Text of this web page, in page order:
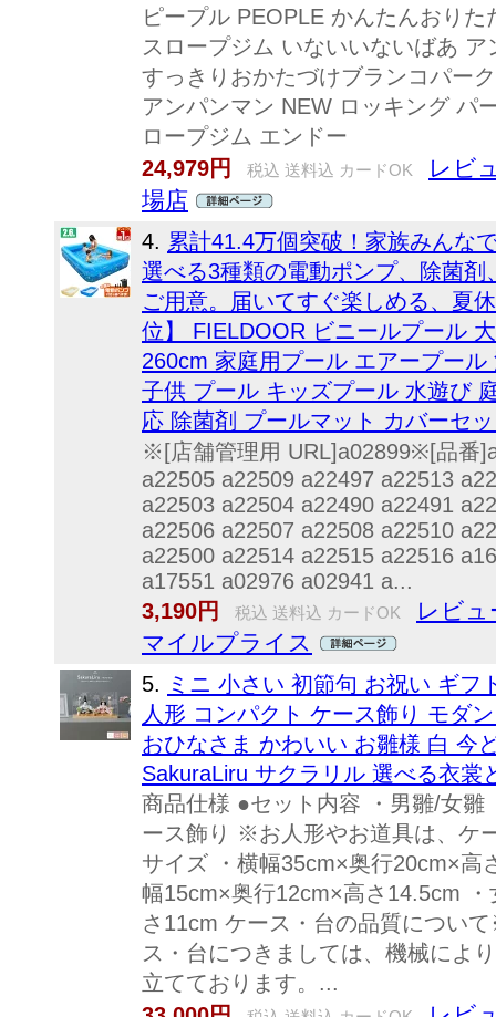
ピープル PEOPLE かんたんおり
スロープジム いないいないばあ
すっきりおかたづけブランコパー
アンパンマン NEW ロッキング パ
ロープジム エンドー
24,979円
税込 送料込 カードOK
レビ
場店
4. 累計41.4万個突破！家族みんな
選べる3種類の電動ポンプ、除菌
ご用意。届いてすぐ楽しめる、夏
位】 FIELDOOR ビニールプール
260cm 家庭用プール エアープー
子供 プール キッズプール 水遊び
応 除菌剤 プールマット カバーセ
※[店舗管理用 URL]a02899※[品番
a22505 a22509 a22497 a22513
a22503 a22504 a22490 a22491
a22506 a22507 a22508 a22510
a22500 a22514 a22515 a22516
a17551 a02976 a02941 a...
3,190円
税込 送料込 カードOK
レビュ
マイルプライス
5. ミニ 小さい 初節句 お祝い ギフ
人形 コンパクト ケース飾り モダ
おひなさま かわいい お雛様 白 今
SakuraLiru サクラリル 選べる衣裳
商品仕様 ●セット内容 ・男雛/女
ース飾り ※お人形やお道具は、ケ
サイズ ・横幅35cm×奥行20cm×高
幅15cm×奥行12cm×高さ14.5cm
さ11cm ケース・台の品質につい
ス・台につきましては、機械によ
立てております。...